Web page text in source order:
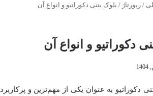
/ رپورتاژ / بلوک بتنی دکوراتیو و انواع آن
دکوراتیو و انواع آن
دکوراتیو به عنوان یکی از مهم‌ترین و